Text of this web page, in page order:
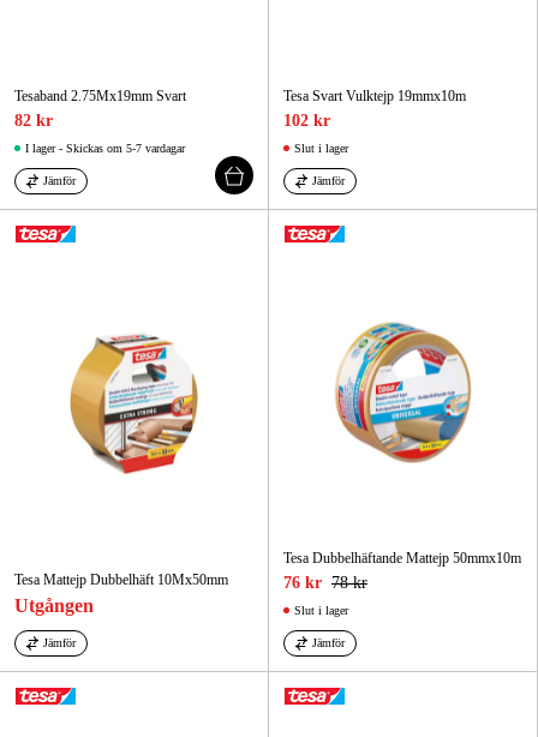
Tesaband 2.75Mx19mm Svart
82 kr
I lager - Skickas om 5-7 vardagar
Jämför
Tesa Svart Vulktejp 19mmx10m
102 kr
Slut i lager
Jämför
Tesa Mattejp Dubbelhäft 10Mx50mm
Utgången
Jämför
Tesa Dubbelhäftande Mattejp 50mmx10m
76 kr 78 kr
Slut i lager
Jämför